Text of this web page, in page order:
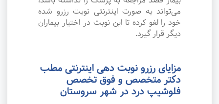
می‌تواند به صورت اینترنتی نوبت رزرو شده
خود را لغو کرده تا این نوبت در اختیار بیماران
دیگر قرار گیرد.
مزایای رزرو نوبت دهی اینترنتی مطب
دکتر متخصص و فوق تخصص
فلوشیپ درد در شهر سروستان